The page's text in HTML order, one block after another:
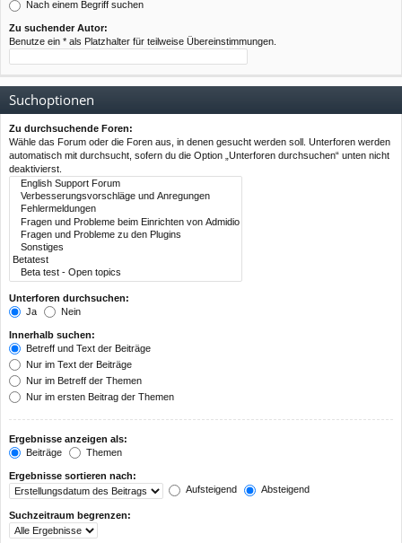
Nach einem Begriff suchen
Zu suchender Autor:
Benutze ein * als Platzhalter für teilweise Übereinstimmungen.
Suchoptionen
Zu durchsuchende Foren:
Wähle das Forum oder die Foren aus, in denen gesucht werden soll. Unterforen werden
automatisch mit durchsucht, sofern du die Option „Unterforen durchsuchen“ unten nicht
deaktivierst.
Unterforen durchsuchen:
Ja
Nein
Innerhalb suchen:
Betreff und Text der Beiträge
Nur im Text der Beiträge
Nur im Betreff der Themen
Nur im ersten Beitrag der Themen
Ergebnisse anzeigen als:
Beiträge
Themen
Ergebnisse sortieren nach:
Aufsteigend
Absteigend
Suchzeitraum begrenzen: